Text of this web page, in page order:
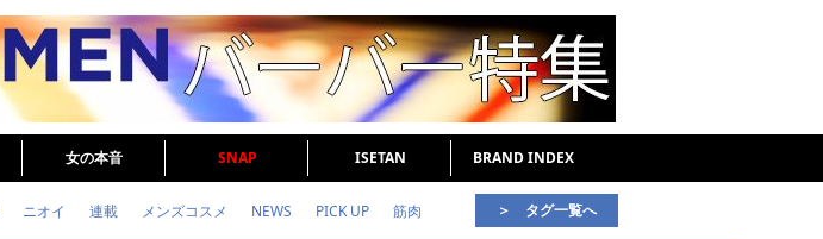
女の本音 SNAP ISETAN BRAND INDEX
ニオイ 連載 メンズコスメ NEWS PICK UP 筋肉 ＞ タグ一覧へ